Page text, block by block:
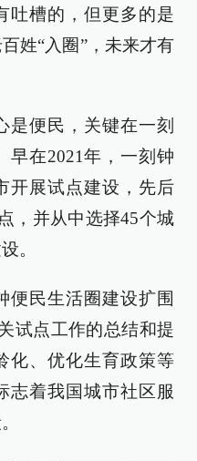
吐槽的，但更多的是
姓“入圈”，未来才有
是便民，关键在一刻
早在2021年，一刻钟
开展试点建设，先后
，并从中选择45个城
。
便民生活圈建设扩围
试点工作的总结和提
化、优化生育政策等
志着我国城市社区服